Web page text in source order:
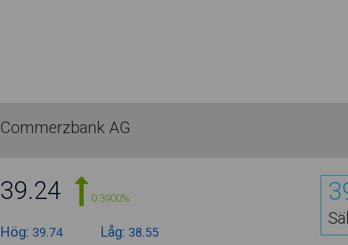
Commerzbank AG
39.24 0.3900%
Hög: 39.74 Låg: 38.55